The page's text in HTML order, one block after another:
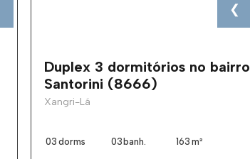
❮
Duplex 3 dormitórios no bairro
Santorini (8666)
Xangri-Lá
03 dorms 03 banh. 163 m²